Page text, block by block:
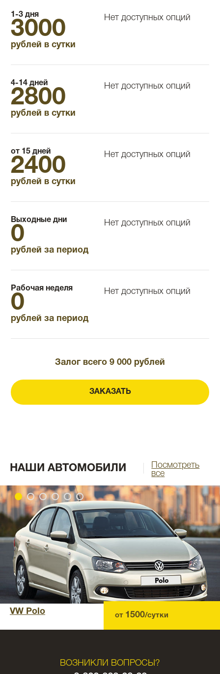
1-3 дня
3000
рублей в сутки
Нет доступных опций
4-14 дней
2800
рублей в сутки
Нет доступных опций
от 15 дней
2400
рублей в сутки
Нет доступных опций
Выходные дни
0
рублей за период
Нет доступных опций
Рабочая неделя
0
рублей за период
Нет доступных опций
Залог всего 9 000 рублей
ЗАКАЗАТЬ
НАШИ АВТОМОБИЛИ
Посмотреть
все
VW Polo от 1500/сутки
ВОЗНИКЛИ ВОПРОСЫ?